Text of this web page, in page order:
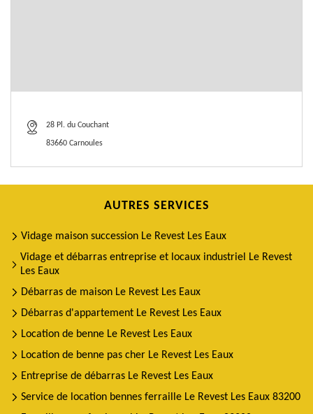
28 Pl. du Couchant
83660 Carnoules
AUTRES SERVICES
Vidage maison succession Le Revest Les Eaux
Vidage et débarras entreprise et locaux industriel Le Revest
Les Eaux
Débarras de maison Le Revest Les Eaux
Débarras d'appartement Le Revest Les Eaux
Location de benne Le Revest Les Eaux
Location de benne pas cher Le Revest Les Eaux
Entreprise de débarras Le Revest Les Eaux
Service de location bennes ferraille Le Revest Les Eaux 83200